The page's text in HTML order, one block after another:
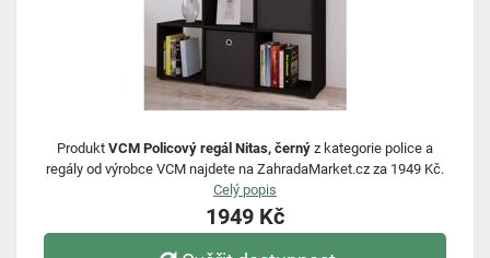
Produkt VCM Policový regál Nitas, černý z kategorie police a
regály od výrobce VCM najdete na ZahradaMarket.cz za 1949 Kč.
Celý popis
1949 Kč